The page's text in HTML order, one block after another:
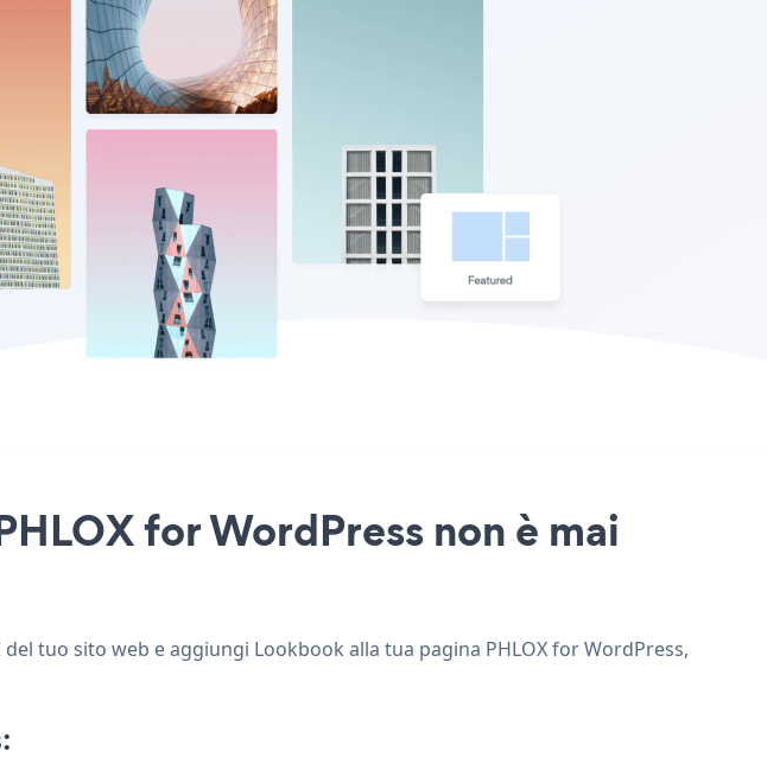
for WordPress non è mai
tuo sito web e aggiungi Lookbook alla tua pagina PHLOX for WordPress,